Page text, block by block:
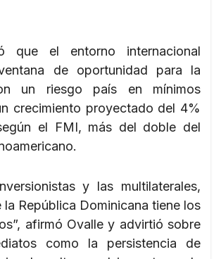
que el entorno internacional
de oportunidad para la
un riesgo país en mínimos
crecimiento proyectado del 4%
el FMI, más del doble del
y las multilaterales,
la República Dominicana tiene los
afirmó Ovalle y advirtió sobre
como la persistencia de